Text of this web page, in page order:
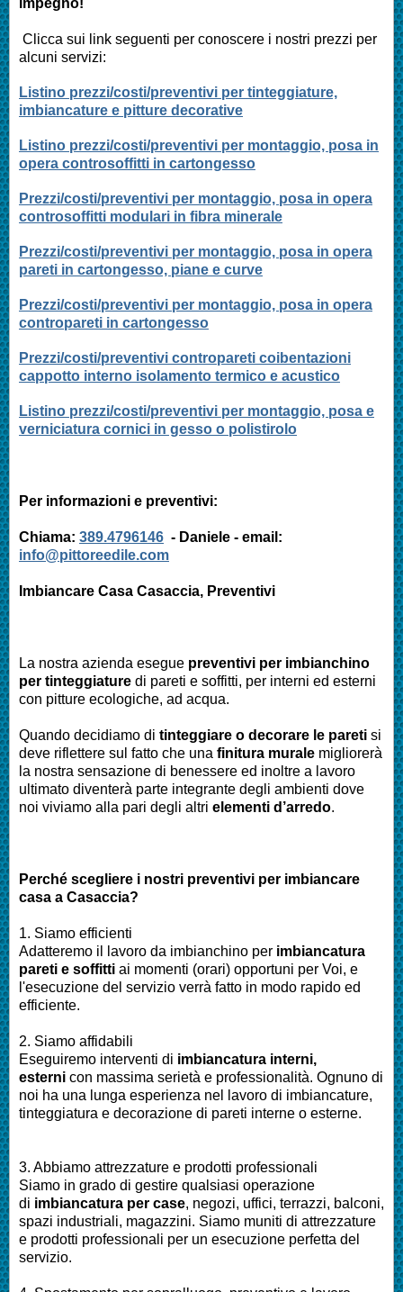
Clicca sui link seguenti per conoscere i nostri prezzi per
alcuni servizi:
Listino prezzi/costi/preventivi per tinteggiature,
imbiancature e pitture decorative
Listino prezzi/costi/preventivi per montaggio, posa in
opera controsoffitti in cartongesso
Prezzi/costi/preventivi per montaggio, posa in opera
controsoffitti modulari in fibra minerale
Prezzi/costi/preventivi per montaggio, posa in opera
pareti in cartongesso, piane e curve
Prezzi/costi/preventivi per montaggio, posa in opera
contropareti in cartongesso
Prezzi/costi/preventivi contropareti coibentazioni
cappotto interno isolamento termico e acustico
Listino prezzi/costi/preventivi per montaggio, posa e
verniciatura cornici in gesso o polistirolo
Per informazioni e preventivi:
Chiama: 389.4796146 - Daniele - email:
info@pittoreedile.com
Imbiancare Casa Casaccia, Preventivi
La nostra azienda esegue preventivi per imbianchino
per tinteggiature di pareti e soffitti, per interni ed esterni
con pitture ecologiche, ad acqua.
Quando decidiamo di tinteggiare o decorare le pareti si
deve riflettere sul fatto che una finitura murale migliorerà
la nostra sensazione di benessere ed inoltre a lavoro
ultimato diventerà parte integrante degli ambienti dove
noi viviamo alla pari degli altri elementi d’arredo.
Perché scegliere i nostri preventivi per imbiancare
casa a Casaccia?
1. Siamo efficienti
Adatteremo il lavoro da imbianchino per imbiancatura
pareti e soffitti ai momenti (orari) opportuni per Voi, e
l'esecuzione del servizio verrà fatto in modo rapido ed
efficiente.
2. Siamo affidabili
Eseguiremo interventi di imbiancatura interni,
esterni con massima serietà e professionalità. Ognuno di
noi ha una lunga esperienza nel lavoro di imbiancature,
tinteggiatura e decorazione di pareti interne o esterne.
3. Abbiamo attrezzature e prodotti professionali
Siamo in grado di gestire qualsiasi operazione
di imbiancatura per case, negozi, uffici, terrazzi, balconi,
spazi industriali, magazzini. Siamo muniti di attrezzature
e prodotti professionali per un esecuzione perfetta del
servizio.